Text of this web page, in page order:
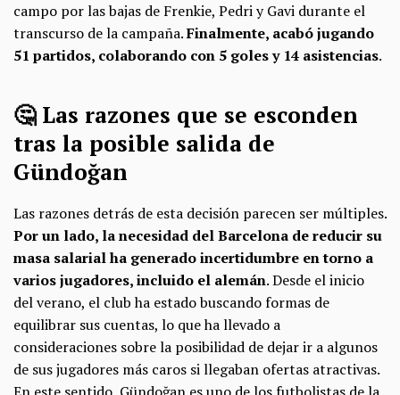
campo por las bajas de Frenkie, Pedri y Gavi durante el
transcurso de la campaña.Finalmente, acabó jugando
51 partidos, colaborando con 5 goles y 14 asistencias.
🤔 Las razones que se esconden
tras la posible salida de
Gündoğan
Las razones detrás de esta decisión parecen ser múltiples.
Por un lado, la necesidad del Barcelona de reducir su
masa salarial ha generado incertidumbre en torno a
varios jugadores, incluido el alemán. Desde el inicio
del verano, el club ha estado buscando formas de
equilibrar sus cuentas, lo que ha llevado a
consideraciones sobre la posibilidad de dejar ir a algunos
de sus jugadores más caros si llegaban ofertas atractivas.